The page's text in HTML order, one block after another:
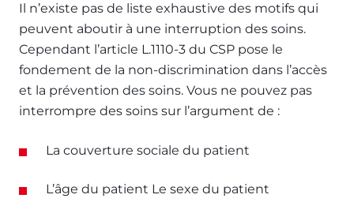
Il n’existe pas de liste exhaustive des motifs qui
peuvent aboutir à une interruption des soins.
Cependant l’article L.1110-3 du CSP pose le
fondement de la non-discrimination dans l’accès
et la prévention des soins. Vous ne pouvez pas
interrompre des soins sur l’argument de :
La couverture sociale du patient
L’âge du patient Le sexe du patient